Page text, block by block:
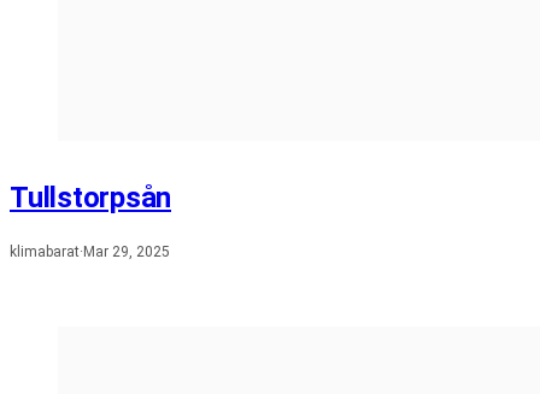
Tullstorpsån
klimabarat· Mar 29, 2025